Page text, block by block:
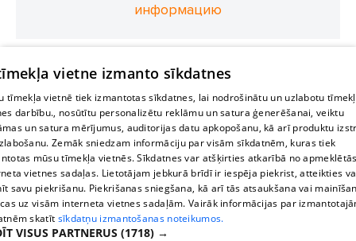
информацию
vietne izmanto sīkdatnes
tīmekļa vietnē tiek izmantotas sīkdatnes, lai nodrošinātu un uzlabotu
darbību., nosūtītu personalizētu reklāmu un satura ģenerēšanai, veiktu
un satura mērījumus, auditorijas datu apkopošanu, kā arī produktu
Zemāk sniedzam informāciju par visām sīkdatnēm, kuras tiek
mūsu tīmekļa vietnēs. Sīkdatnes var atšķirties atkarībā no
vietnes sadaļas. Lietotājam jebkurā brīdī ir iespēja piekrist, atteikties
savu piekrišanu. Piekrišanas sniegšana, kā arī tās atsaukšana vai
uz visām interneta vietnes sadaļām. Vairāk informācijas par
skatīt sīkdatņu izmantošanas noteikumos.
VISUS PARTNERUS (1718) →